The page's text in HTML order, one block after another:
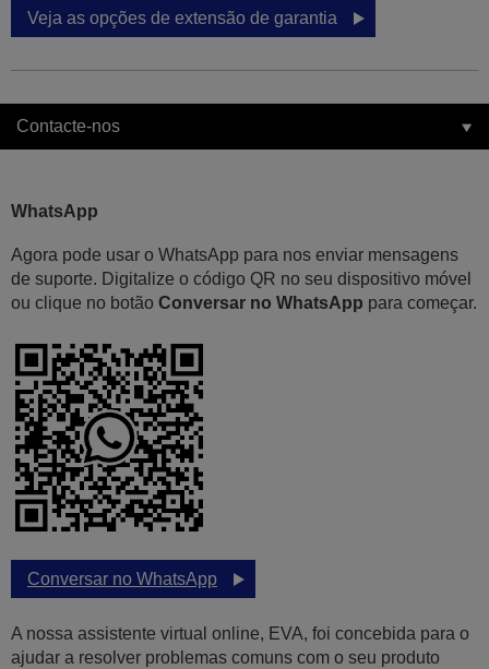
Veja as opções de extensão de garantia
Contacte-nos
WhatsApp
Agora pode usar o WhatsApp para nos enviar mensagens
de suporte. Digitalize o código QR no seu dispositivo móvel
ou clique no botão Conversar no WhatsApp para começar.
Conversar no WhatsApp
A nossa assistente virtual online, EVA, foi concebida para o
ajudar a resolver problemas comuns com o seu produto